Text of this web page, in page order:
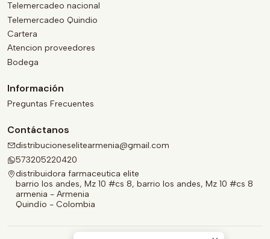
Telemercadeo nacional
Telemercadeo Quindio
Cartera
Atencion proveedores
Bodega
Información
Preguntas Frecuentes
Contáctanos
distribucioneselitearmenia@gmail.com
573205220420
distribuidora farmaceutica elite
barrio los andes, Mz 10 #cs 8, barrio los andes, Mz 10 #cs 8
armenia - Armenia
Quindío - Colombia